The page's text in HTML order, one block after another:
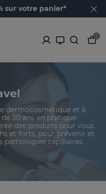
sur votre panier*
0
dermocosmétique et à
30 ans en pratique
des produits pour vous
et forts, pour prévenir et
pathologies capillaires.